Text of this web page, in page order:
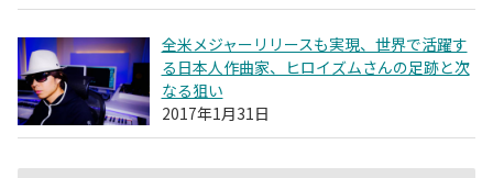
全米メジャーリリースも実現、世界で活躍す
る日本人作曲家、ヒロイズムさんの足跡と次
なる狙い
2017年1月31日